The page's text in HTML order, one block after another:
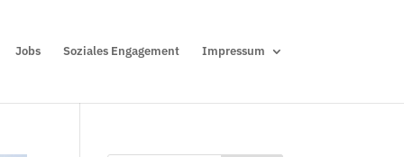
Jobs Soziales Engagement Impressum